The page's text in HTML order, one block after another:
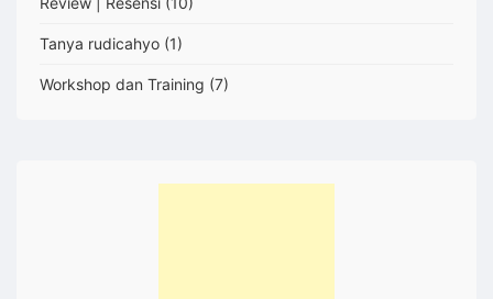
Tanya rudicahyo (1)
Workshop dan Training (7)